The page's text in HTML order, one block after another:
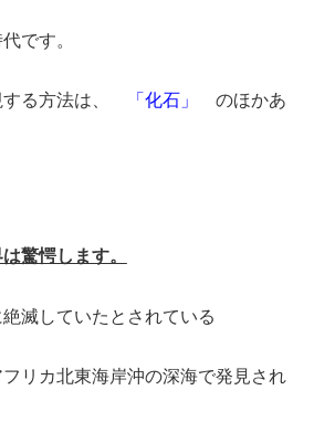
です。
する方法は、 「化石」
のほかあ
驚愕します。
滅していたとされている
リカ北東海岸沖の深海で発見され